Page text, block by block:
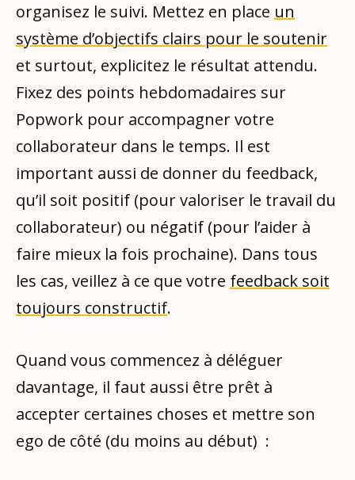
organisez le suivi. Mettez en place un
système d’objectifs clairs pour le soutenir
et surtout, explicitez le résultat attendu.
Fixez des points hebdomadaires sur
Popwork pour accompagner votre
collaborateur dans le temps. Il est
important aussi de donner du feedback,
qu’il soit positif (pour valoriser le travail du
collaborateur) ou négatif (pour l’aider à
faire mieux la fois prochaine). Dans tous
les cas, veillez à ce que votre feedback soit
toujours constructif.
Quand vous commencez à déléguer
davantage, il faut aussi être prêt à
accepter certaines choses et mettre son
ego de côté (du moins au début) :